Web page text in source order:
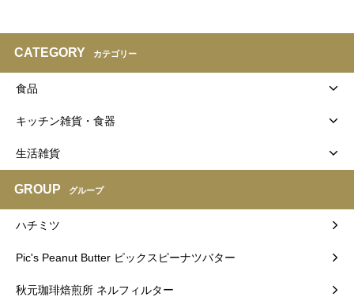
CATEGORY カテゴリー
食品
キッチン雑貨・食器
生活雑貨
GROUP グループ
ハチミツ
Pic's Peanut Butter ピックスピーナツバター
秋元珈琲焙煎所 ネルフィルター